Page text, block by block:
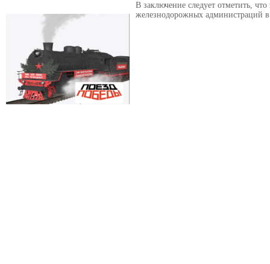
В заключение следует отметить,
железнодорожных администраций